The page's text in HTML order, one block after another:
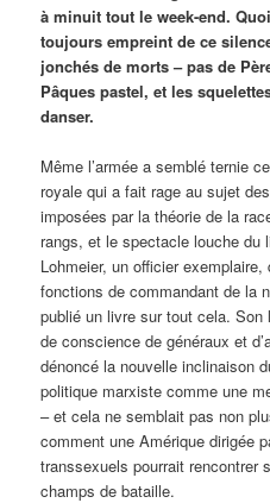
à minuit tout le week-end.
toujours empreint de ce
jonchés de morts – pas de
Pâques pastel, et les
danser.
Même l’armée a semblé ternie
royale qui a fait rage au sujet
imposées par la théorie de la
rangs, et le spectacle louche du
Lohmeier, un officier
fonctions de commandant de la
publié un livre sur tout cela.
de conscience de généraux et
dénoncé la nouvelle inclinaison
politique marxiste comme une
– et cela ne semblait pas non
comment une Amérique dirigée
transsexuels pourrait rencontrer
champs de bataille.